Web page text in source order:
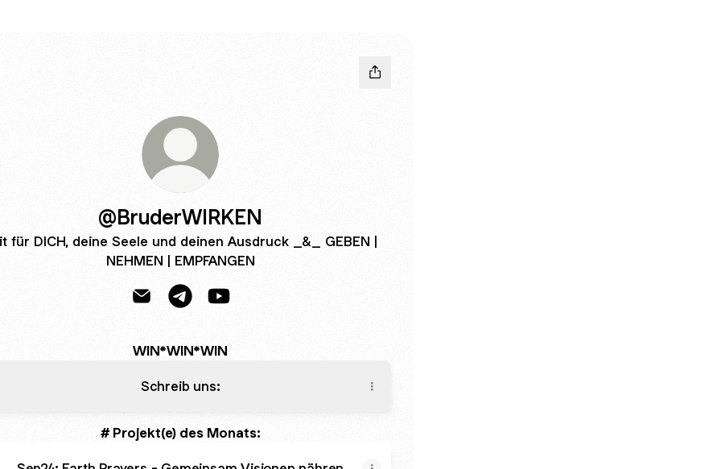
@BruderWIRKEN
für DICH, deine Seele und deinen Ausdruck _&_ GEBEN |
NEHMEN | EMPFANGEN
WIN*WIN*WIN
Schreib uns:
# Projekt(e) des Monats: